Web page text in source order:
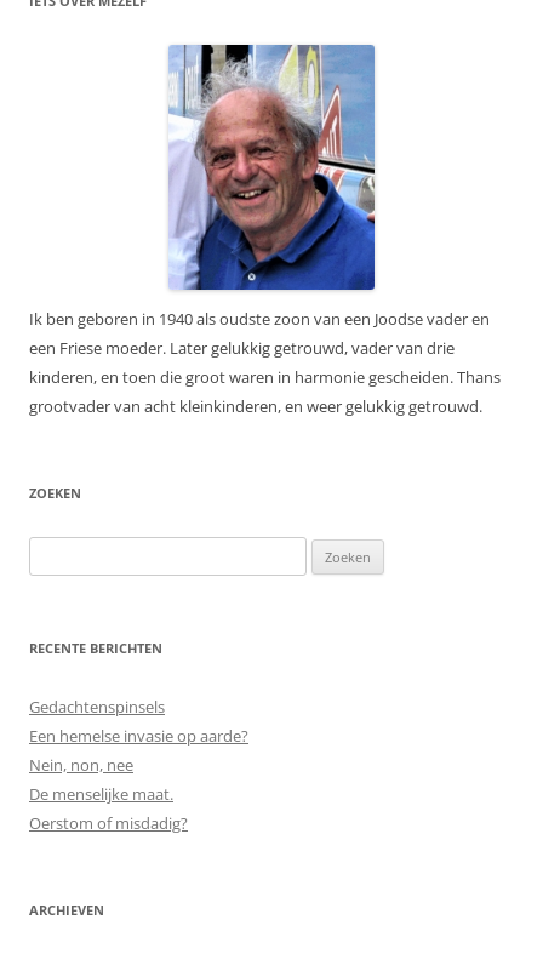
Ik ben geboren in 1940 als oudste zoon van een Joodse vader en
een Friese moeder. Later gelukkig getrouwd, vader van drie
kinderen, en toen die groot waren in harmonie gescheiden. Thans
grootvader van acht kleinkinderen, en weer gelukkig getrouwd.
ZOEKEN
naar:
RECENTE BERICHTEN
Gedachtenspinsels
Een hemelse invasie op aarde?
Nein, non, nee
De menselijke maat.
Oerstom of misdadig?
ARCHIEVEN